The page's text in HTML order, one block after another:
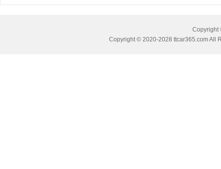
Copyright
Copyright © 2020-2028 ttcar365.com All